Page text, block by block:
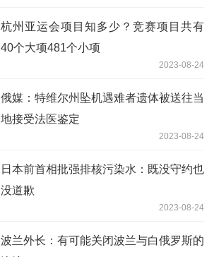
杭州亚运会项目知多少？竞赛项目共有
40个大项481个小项
2023-08-24
俄媒：特维尔州坠机遇难者遗体被送往当
地接受法医鉴定
2023-08-24
日本前首相批强排核污染水：既没守约也
没道歉
2023-08-24
波兰外长：有可能关闭波兰与白俄罗斯的